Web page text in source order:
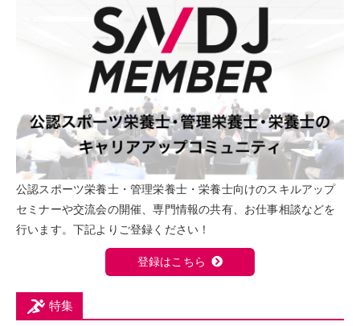
公認スポーツ栄養士・管理栄養士・栄養士向けのスキルアップ
セミナーや交流会の開催、専門情報の共有、お仕事相談などを
行います。下記よりご登録ください！
登録はこちら
特集